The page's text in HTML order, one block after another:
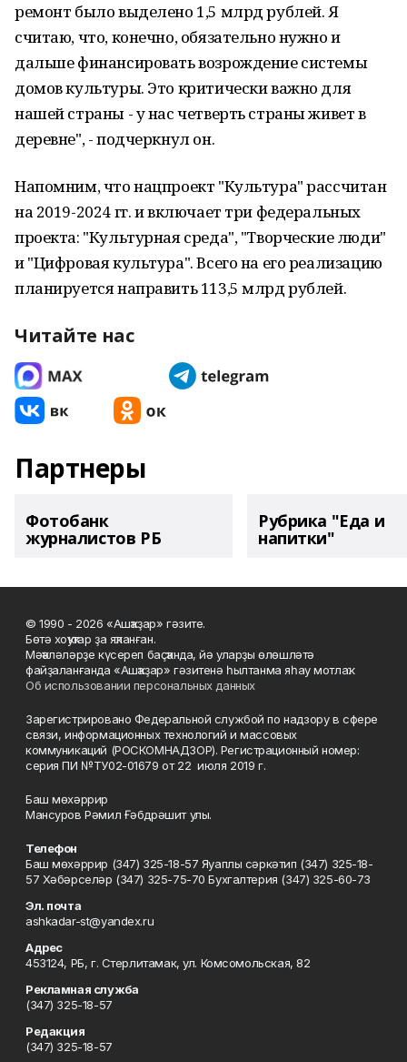
ремонт было выделено 1,5 млрд рублей. Я
считаю, что, конечно, обязательно нужно и
дальше финансировать возрождение системы
домов культуры. Это критически важно для
нашей страны - у нас четверть страны живет в
деревне", - подчеркнул он.
Напомним, что нацпроект "Культура" рассчитан
на 2019-2024 гг. и включает три федеральных
проекта: "Культурная среда", "Творческие люди"
и "Цифровая культура". Всего на его реализацию
планируется направить 113,5 млрд рублей.
Читайте нас
Партнеры
Фотобанк
журналистов РБ
Рубрика "Еда и
напитки"
© 1990 - 2026 «Ашҡаҙар» гәзите.
Бөтә хоҡуҡтар ҙа яҡланған.
Мәҡәләләрҙе күсереп баҫҡанда, йә уларҙы өлөшләтә
файҙаланғанда «Ашҡаҙар» гәзитенә һылтанма яһау мотлаҡ.
Об использовании персональных данных
Зарегистрировано Федеральной службой по надзору в сфере
связи, информационных технологий и массовых
коммуникаций (РОСКОМНАДЗОР). Регистрационный номер:
серия ПИ №ТУ02-01679 от 22 июля 2019 г.
Баш мөхәррир
Мансуров Рәмил Ғәбдрәшит улы.
Телефон
Баш мөхәррир (347) 325-18-57 Яуаплы сәркәтип (347) 325-18-
57 Хәбәрселәр (347) 325-75-70 Бухгалтерия (347) 325-60-73
Эл. почта
ashkadar-st@yandex.ru
Адрес
453124, РБ, г. Стерлитамак, ул. Комсомольская, 82
Рекламная служба
(347) 325-18-57
Редакция
(347) 325-18-57